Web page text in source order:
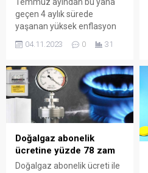
geçen 4 aylık sürede
yaşanan yüksek enflasyon
ücretli 3 bin 93 lira kaybetti.
04.11.2023 0 31
Doğalgaz abonelik
ücretine yüzde 78 zam
Doğalgaz abonelik ücreti ile